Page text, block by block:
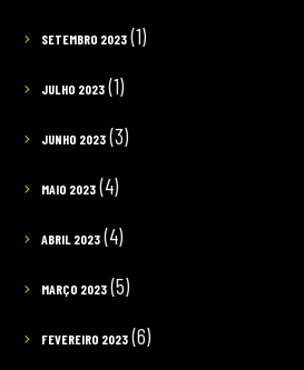
SETEMBRO 2023(1)
JULHO 2023(1)
JUNHO 2023(3)
MAIO 2023(4)
ABRIL 2023(4)
MARÇO 2023(5)
FEVEREIRO 2023(6)